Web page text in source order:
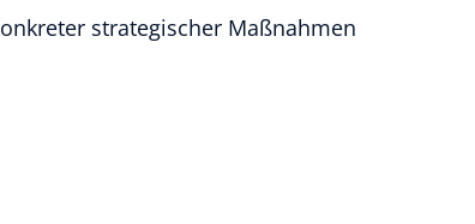
strategischer Maßnahmen